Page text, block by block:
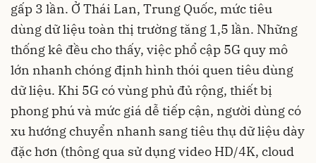
gấp 3 lần. Ở Thái Lan, Trung Quốc, mức tiêu
dùng dữ liệu toàn thị trường tăng 1,5 lần. Những
thống kê đều cho thấy, việc phổ cập 5G quy mô
lớn nhanh chóng định hình thói quen tiêu dùng
dữ liệu. Khi 5G có vùng phủ đủ rộng, thiết bị
phong phú và mức giá dễ tiếp cận, người dùng có
xu hướng chuyển nhanh sang tiêu thụ dữ liệu dày
đặc hơn (thông qua sử dụng video HD/4K, cloud